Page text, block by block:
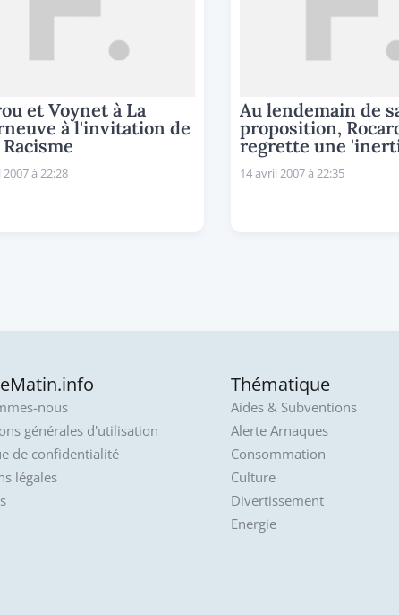
et Voynet à La
à l'invitation de
Racisme
à 22:28
Au lendemain de
proposition,
regrette une
14 avril 2007 à 22:35
nous
générales d'utilisation
de confidentialité
légales
Thématique
Aides & Subventions
Alerte Arnaques
Consommation
Culture
Divertissement
Energie